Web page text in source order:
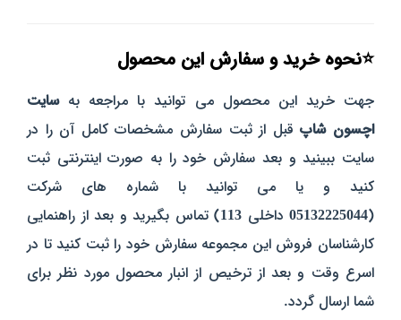
⭐نحوه خرید و سفارش این محصول
جهت خرید این محصول می توانید با مراجعه بهسایت
اچسون شاپقبل از ثبت سفارش مشخصات کامل آن را در
سایت ببینید و بعد سفارش خود را به صورت اینترنتی ثبت
کنید و یا می توانید با شماره های شرکت
(
05132225044 داخلی 113) تماس بگیرید و بعد از راهنمایی
کارشناسان فروش این مجموعه سفارش خود را ثبت کنید تا در
اسرع وقت و بعد از ترخیص از انبار محصول مورد نظر برای
شما ارسال گردد.